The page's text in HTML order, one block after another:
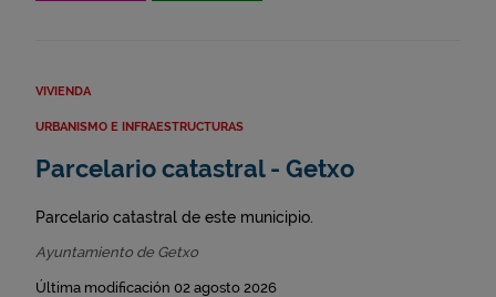
VIVIENDA
URBANISMO E INFRAESTRUCTURAS
Parcelario catastral - Getxo
Parcelario catastral de este municipio.
Ayuntamiento de Getxo
Última modificación 02 agosto 2026